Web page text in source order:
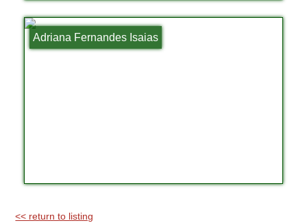
Adriana Fernandes Isaias
<< return to listing